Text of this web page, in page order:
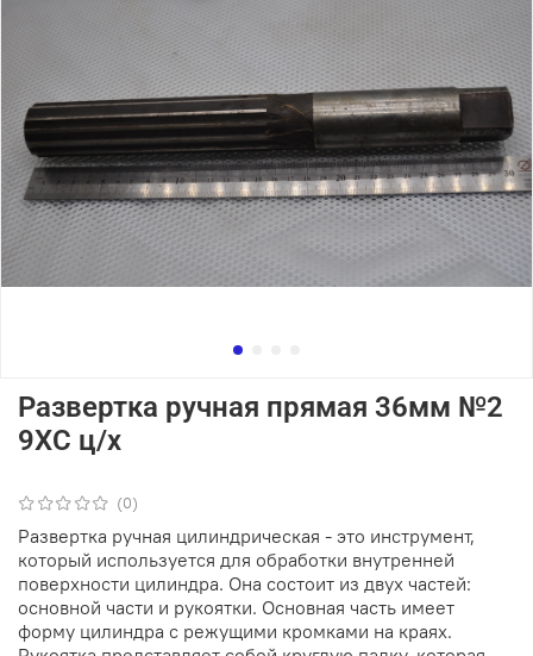
(0)
Развертка ручная прямая 36мм №2
9ХС ц/х
Развертка ручная цилиндрическая - это инструмент,
который используется для обработки внутренней
поверхности цилиндра. Она состоит из двух частей:
основной части и рукоятки. Основная часть имеет
форму цилиндра с режущими кромками на краях.